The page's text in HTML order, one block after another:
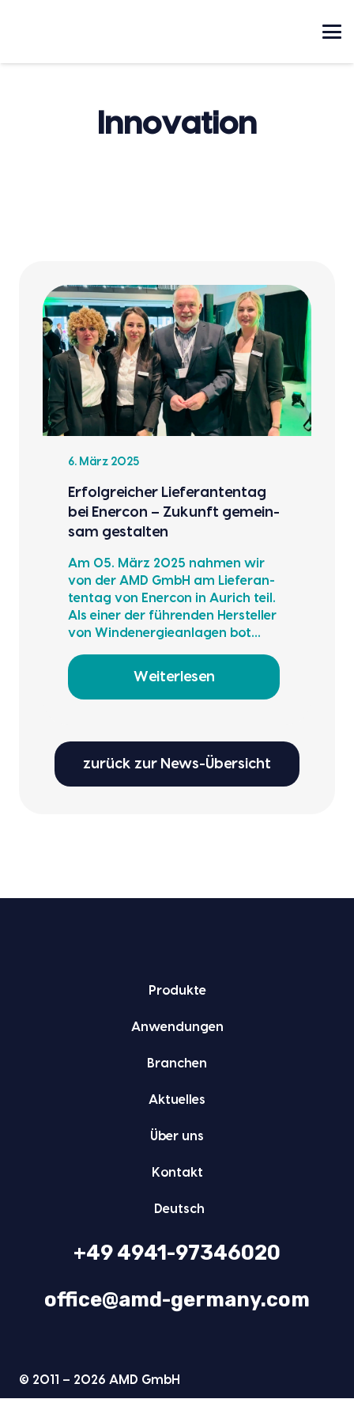
Innovation
6. März 2025
Erfolg­rei­cher Lie­fe­ran­ten­tag
bei Ener­con – Zukunft gemein­
sam gestal­ten
Am 05. März 2025 nah­men wir
von der AMD GmbH am Lie­fe­ran­
ten­tag von Ener­con in Aurich teil.
Als einer der füh­ren­den Her­stel­ler
von Wind­ener­gie­an­la­gen bot…
Weiterlesen
zurück zur News-Übersicht
Pro­duk­te
Anwen­dun­gen
Bran­chen
Aktu­el­les
Über uns
Kon­takt
Deutsch
+49 4941-97346020
office@amd-germany.com
© 2011 – 2026 AMD GmbH